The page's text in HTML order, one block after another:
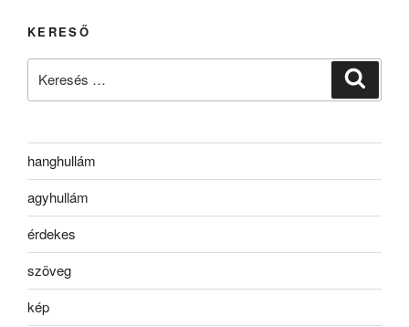
KERESŐ
hanghullám
agyhullám
érdekes
szöveg
kép